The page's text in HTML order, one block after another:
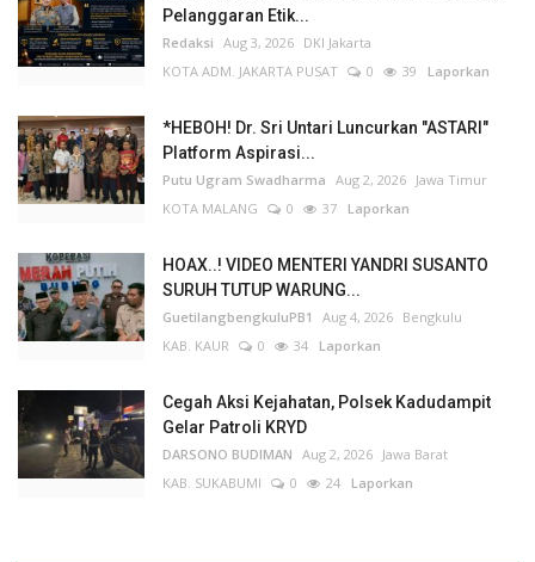
Informasi Journalism
Olahraga
Kesehatan
Perempuan/Anak
Pelanggaran Etik...
Redaksi Aug 3, 2026 DKI Jakarta
KOTA ADM. JAKARTA PUSAT
0 39 Laporkan
*HEBOH! Dr. Sri Untari Luncurkan "ASTARI"
Platform Aspirasi...
Putu Ugram Swadharma Aug 2, 2026 Jawa Timur
KOTA MALANG
0 37 Laporkan
HOAX..! VIDEO MENTERI YANDRI SUSANTO
SURUH TUTUP WARUNG...
GuetilangbengkuluPB1 Aug 4, 2026 Bengkulu
KAB. KAUR
0 34 Laporkan
Cegah Aksi Kejahatan, Polsek Kadudampit
Gelar Patroli KRYD
DARSONO BUDIMAN Aug 2, 2026 Jawa Barat
KAB. SUKABUMI
0 24 Laporkan